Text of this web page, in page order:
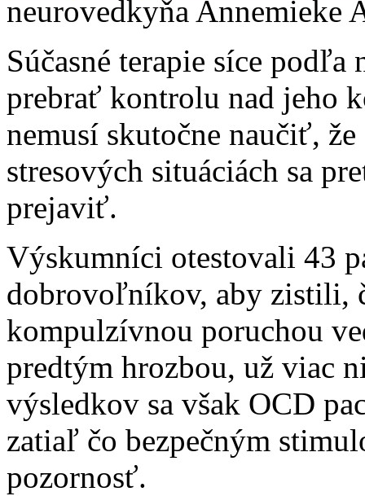
neurovedkyňa Annemieke
Súčasné terapie síce
prebrať kontrolu nad jeho
nemusí skutočne naučiť,
stresových situáciách sa
prejaviť.
Výskumníci otestovali 43
dobrovoľníkov, aby zistili,
kompulzívnou poruchou
predtým hrozbou, už viac
výsledkov sa však OCD
zatiaľ čo bezpečným
pozornosť.